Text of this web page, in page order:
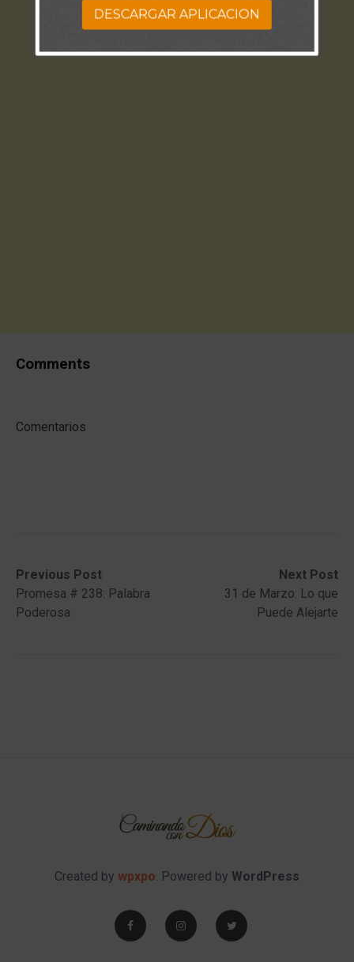
Comments
Comentarios
Post
navigation
Previous Post
Previous
post:Promesa # 238: Palabra
Poderosa
Next Post
Next
post:
31 de Marzo: Lo que
Puede Alejarte
Created by wpxpo. Powered by WordPress
DESCARGAR APLICACION